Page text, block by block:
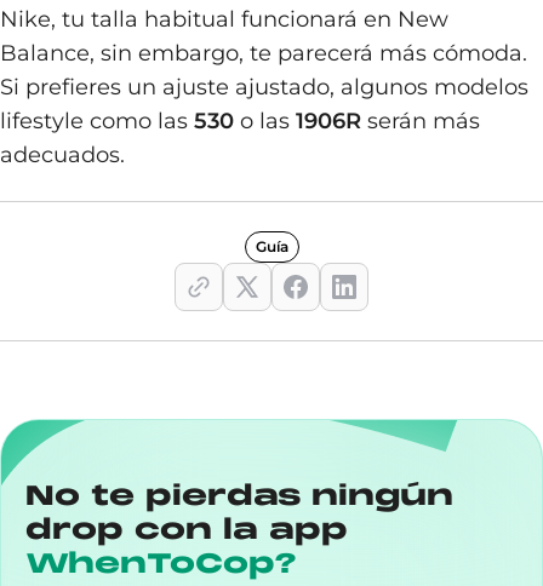
Nike, tu talla habitual funcionará en New
Balance, sin embargo, te parecerá más cómoda.
Si prefieres un ajuste ajustado, algunos modelos
lifestyle como las 530 o las 1906R serán más
adecuados.
Guía
No te pierdas ningún
drop con la app
WhenToCop?